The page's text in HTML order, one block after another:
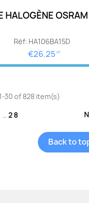
HALOGÈNE
Réf: HA106BA15D
€26.25 HT
30 of 828 item(s)
… 28
Back to